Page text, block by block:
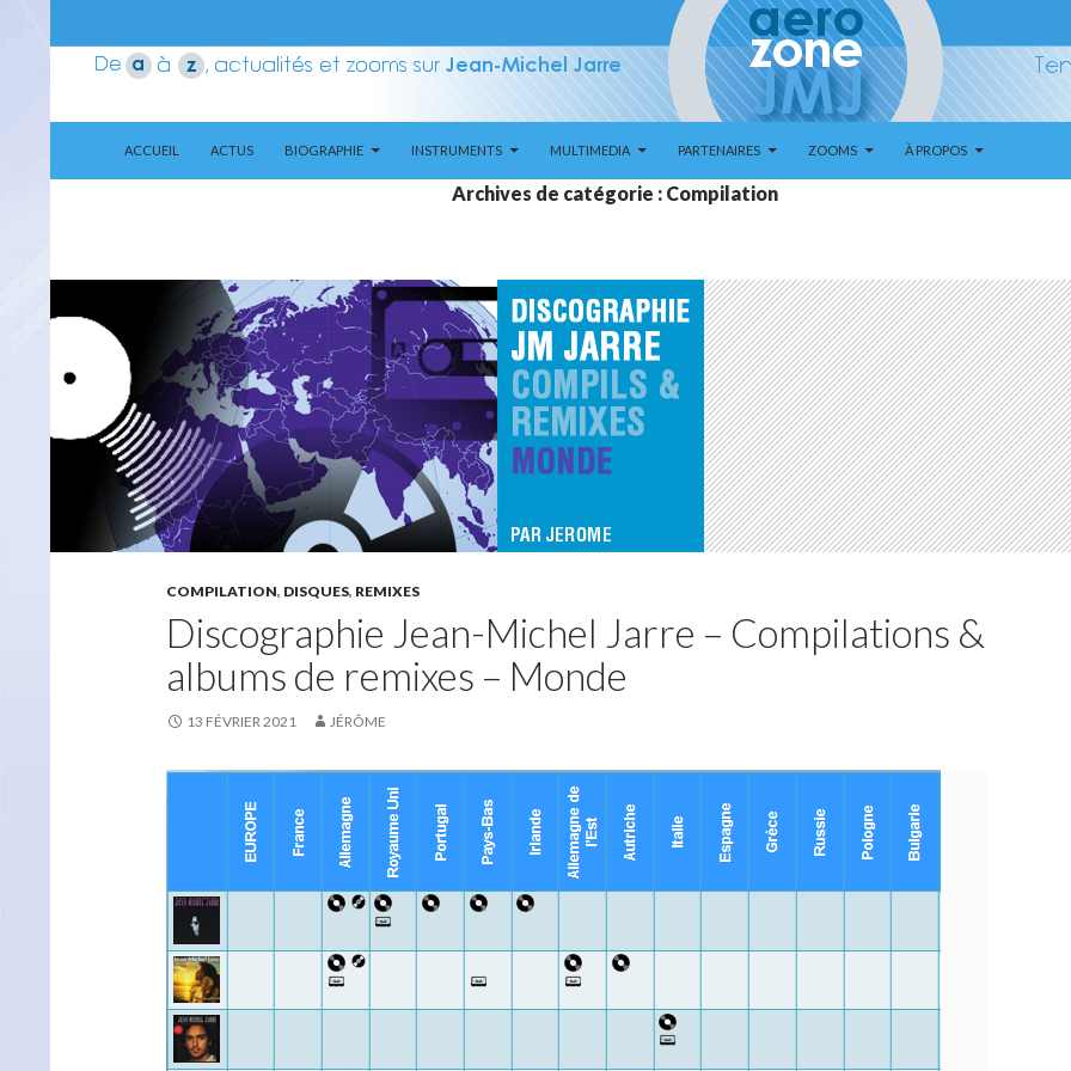
Aerozone JMJ
ACCUEIL
ACTUS BIOGRAPHIE INSTRUMENTS MULTIMEDIA PARTENAIRES ZOOMS À PROPOS
Archives de catégorie : Compilation
COMPILATION, DISQUES, REMIXES
Discographie Jean-Michel Jarre – Compilations &
albums de remixes – Monde
13 FÉVRIER 2021 JÉRÔME